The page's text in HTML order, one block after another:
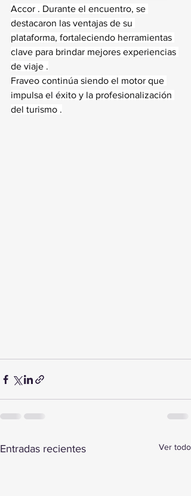
Accor . Durante el encuentro, se
destacaron las ventajas de su
plataforma, fortaleciendo herramientas
clave para brindar mejores experiencias
de viaje .
Fraveo continúa siendo el motor que
impulsa el éxito y la profesionalización
del turismo .
Entradas recientes Ver todo